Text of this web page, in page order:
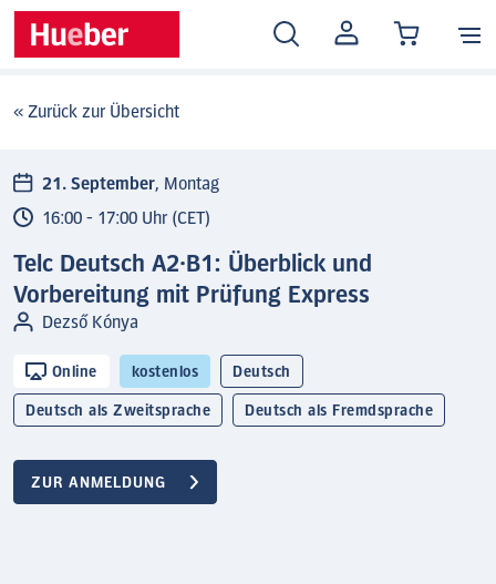
MEIN
KONTO
« Zurück zur Übersicht
21. September, Montag
16:00 - 17:00 Uhr (CET)
Telc Deutsch A2·B1: Überblick und
Vorbereitung mit Prüfung Express
Dezső Kónya
Online kostenlos Deutsch
Deutsch als Zweitsprache Deutsch als Fremdsprache
ZUR ANMELDUNG